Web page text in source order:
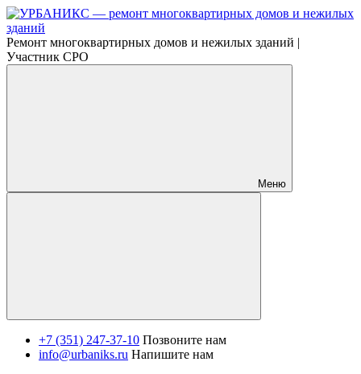
Ремонт многоквартирных домов и нежилых зданий |
Участник СРО
Меню
+7 (351) 247-37-10 Позвоните нам
info@urbaniks.ru Напишите нам